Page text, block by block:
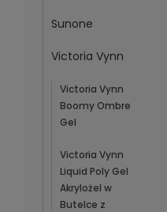
Sunone
Victoria Vynn
Victoria Vynn
Boomy Ombre
Gel
Victoria Vynn
Liquid Poly Gel
Akrylożel w
Butelce z